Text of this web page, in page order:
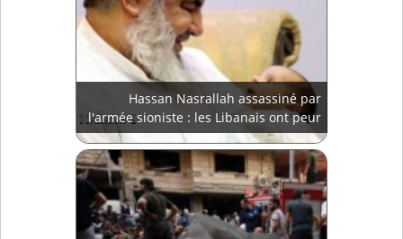
Hassan Nasrallah assassiné par
l'armée sioniste : les Libanais ont peur